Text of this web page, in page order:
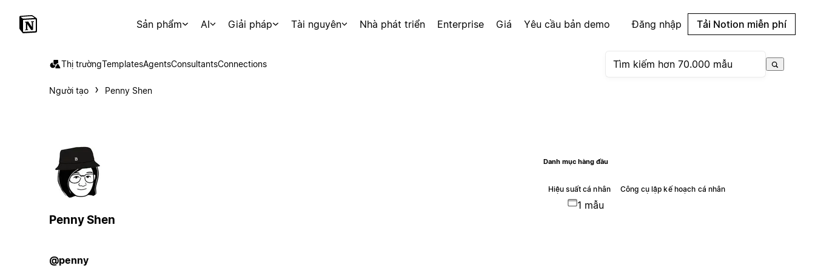
Sản phẩm AI Giải pháp Tài nguyên Nhà phát triển Enterprise Giá Yêu cầu bản demo Đăng nhập Tải Notion miễn phí
Thị trườngTemplatesAgentsConsultantsConnections
Người tạo Penny Shen
Penny Shen
@penny
Danh mục hàng đầu
Hiệu suất cá nhân Công cụ lập kế hoạch cá nhân
1 mẫu